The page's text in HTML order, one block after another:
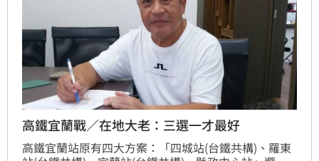
高鐵宜蘭戰／在地大老：三選一才最好
高鐵宜蘭站原有四大方案：「四城站(台鐵共構)、羅東